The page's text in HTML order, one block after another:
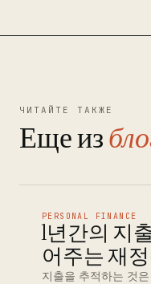
ЧИТАЙТЕ ТАКЖЕ
Еще из
PERSONAL FINANCE
1년간의 지
어주는 재
지출을 추적하는 것